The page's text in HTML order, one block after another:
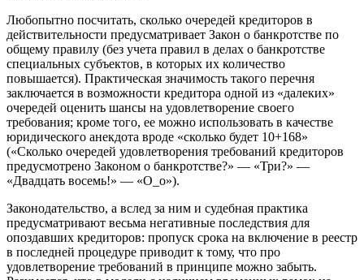
Любопытно посчитать, сколько очередей кредиторов в
действительности предусматривает Закон о банкротстве по
общему правилу (без учета правил в делах о банкротстве
специальных субъектов, в которых их количество
повышается). Практическая значимость такого перечня
заключается в возможности кредитора одной из «далеких»
очередей оценить шансы на удовлетворение своего
требования; кроме того, ее можно использовать в качестве
юридического анекдота вроде «сколько будет 10+168»
(«Сколько очередей удовлетворения требований кредиторов
предусмотрено Законом о банкротстве?» — «Три?» —
«Двадцать восемь!» — «О_о»).
Законодательство, а вслед за ним и судебная практика
предусматривают весьма негативные последствия для
опоздавших кредиторов: пропуск срока на включение в реестр
в последней процедуре приводит к тому, что про
удовлетворение требований в принципе можно забыть.